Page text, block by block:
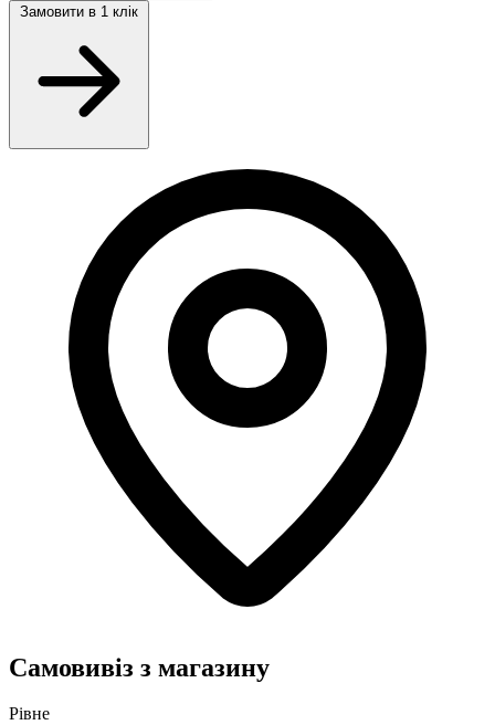
Замовити в 1 клік
Самовивіз з магазину
Рівне